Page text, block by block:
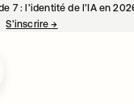
7 : l’identité de l’IA en
S’inscrire→